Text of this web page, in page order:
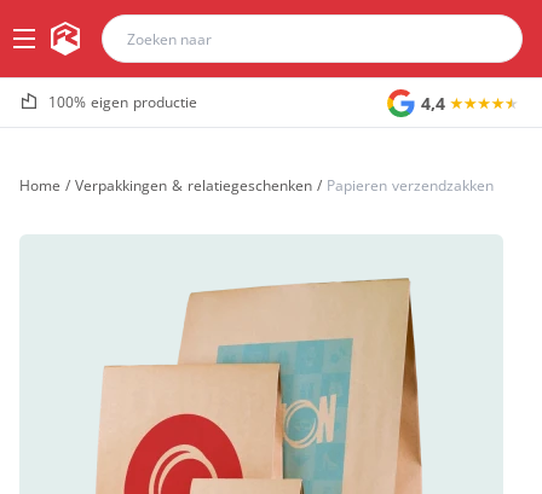
100% eigen productie 4,4
Home / Verpakkingen & relatiegeschenken / Papieren verzendzakken